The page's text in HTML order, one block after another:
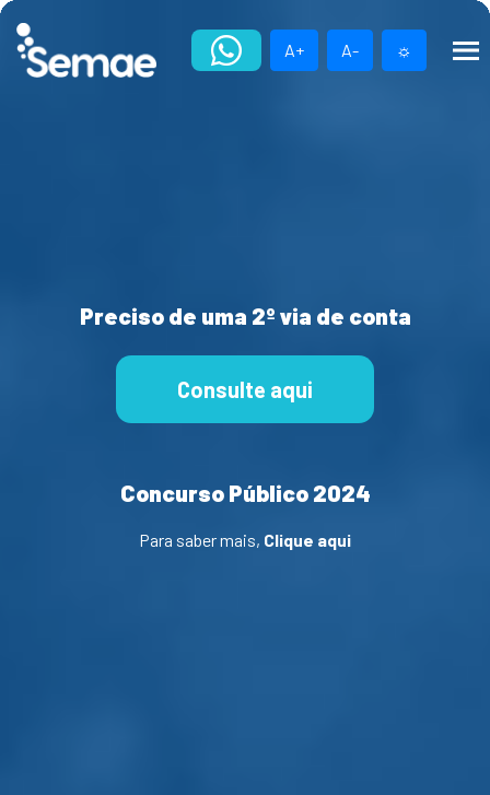
Skip
content
A+ A- ☼
Preciso de uma 2º via de conta
Consulte aqui
Concurso Público 2024
Para saber mais, Clique aqui